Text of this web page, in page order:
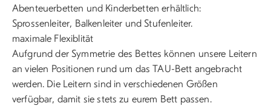
Abenteuerbetten und Kinderbetten erhältlich:
Sprossenleiter, Balkenleiter und Stufenleiter.
maximale Flexiblität
Aufgrund der Symmetrie des Bettes können unsere Leitern
an vielen Positionen rund um das TAU-Bett angebracht
werden. Die Leitern sind in verschiedenen Größen
verfügbar, damit sie stets zu eurem Bett passen.